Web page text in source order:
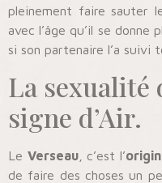
pleinement faire sauter
avec l’âge qu’il se donne
si son partenaire l’a suivi
La sexualité
signe d’Air.
Le Verseau, c’est l’
de faire des choses un